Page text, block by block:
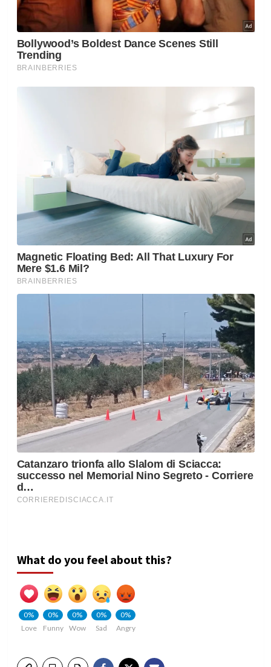
What do you feel about this?
0%
Love
0%
Funny
0%
Wow
0%
Sad
0%
Angry